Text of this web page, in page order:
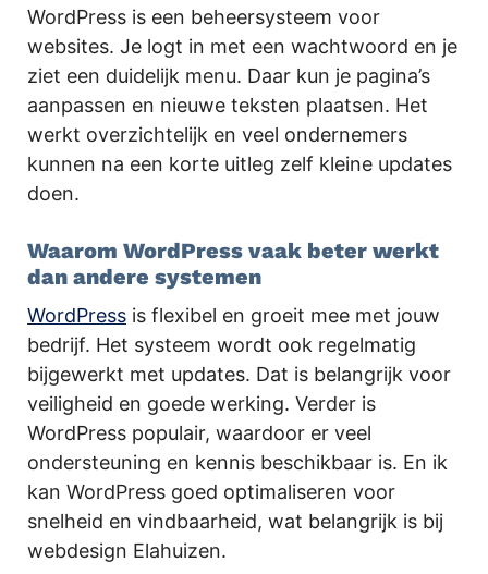
WordPress is een beheersysteem voor
websites. Je logt in met een wachtwoord en je
ziet een duidelijk menu. Daar kun je pagina’s
aanpassen en nieuwe teksten plaatsen. Het
werkt overzichtelijk en veel ondernemers
kunnen na een korte uitleg zelf kleine updates
doen.
Waarom WordPress vaak beter werkt
dan andere systemen
WordPress is flexibel en groeit mee met jouw
bedrijf. Het systeem wordt ook regelmatig
bijgewerkt met updates. Dat is belangrijk voor
veiligheid en goede werking. Verder is
WordPress populair, waardoor er veel
ondersteuning en kennis beschikbaar is. En ik
kan WordPress goed optimaliseren voor
snelheid en vindbaarheid, wat belangrijk is bij
webdesign Elahuizen.